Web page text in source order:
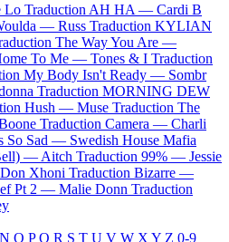
Lo Traduction AH HA — Cardi B
— Russ Traduction KYLIAN
The Way You Are —
To Me — Tones & I Traduction
My Body Isn't Ready — Sombr
Traduction MORNING DEW
Hush — Muse Traduction The
Traduction Camera — Charli
So Sad — Swedish House Mafia
— Aitch Traduction 99% — Jessie
Don Xhoni Traduction Bizarre —
Pt 2 — Malie Donn Traduction
N O P Q R S T U V W X Y Z 0-9